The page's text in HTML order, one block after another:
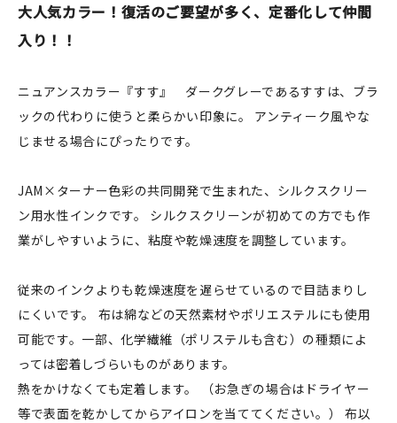
おすすめ特集
イベント・ワークショップ
おしらせ
新規会員登録
ログイン
マイアカウント
大人気カラー！復活のご要望が多く、定番化して仲間
入り！！
ニュアンスカラー『すす』 ダークグレーであるすすは、ブラ
ックの代わりに使うと柔らかい印象に。 アンティーク風やな
じませる場合にぴったりです。
JAM×ターナー色彩の共同開発で生まれた、シルクスクリー
ン用水性インクです。 シルクスクリーンが初めての方でも作
業がしやすいように、粘度や乾燥速度を調整しています。
従来のインクよりも乾燥速度を遅らせているので目詰まりし
にくいです。 布は綿などの天然素材やポリエステルにも使用
可能です。一部、化学繊維（ポリステルも含む）の種類によ
っては密着しづらいものがあります。
熱をかけなくても定着します。 （お急ぎの場合はドライヤー
等で表面を乾かしてからアイロンを当ててください。） 布以